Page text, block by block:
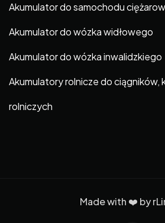
Akumulator do samochodu
Akumulator do wózka widłowego
Akumulator do wózka inwalidzkiego
Akumulatory rolnicze do ciągników,
rolniczych
Made with ❤️ by